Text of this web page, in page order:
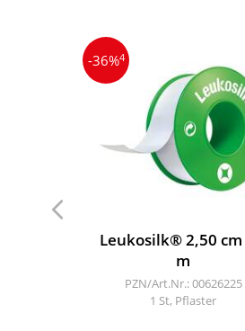
-36%4
Leukosilk® 2,50 cm
m
PZN/Art.Nr.: 00626225
1 St, Pflaster